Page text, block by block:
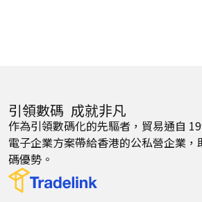
引領數碼 成就非凡
作為引領數碼化的先驅者，貿易通自
電子企業方案帶給香港的公私營企業
碼優勢。